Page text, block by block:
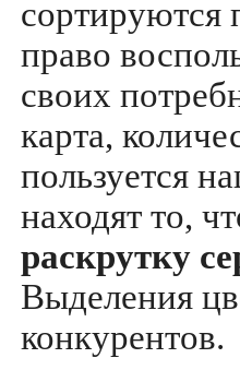
сортируются
право
своих
карта,
пользуется
находят то,
раскрутку
Выделения
конкурентов.